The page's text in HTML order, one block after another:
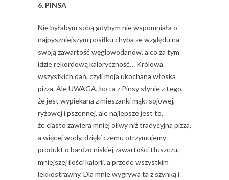
6. PINSA
Nie byłabym sobą gdybym nie wspomniała o
najpyszniejszym posiłku chyba ze względu na
swoją zawartość węglowodanów, a co za tym
idzie rekordową kaloryczność… Królowa
wszystkich dań, czyli moja ukochana włoska
pizza. Ale UWAGA, bo ta z Pinsy słynie z tego,
że jest wypiekana z mieszanki mąk: sojowej,
ryżowej i pszennej, ale najlepsze jest to,
że ciasto zawiera mniej oliwy niż tradycyjna pizza,
a więcej wody, dzięki czemu otrzymujemy
produkt o bardzo niskiej zawartości tłuszczu,
mniejszej ilości kalorii, a przede wszystkim
lekkostrawny. Dla mnie wygrywa ta z szynką i